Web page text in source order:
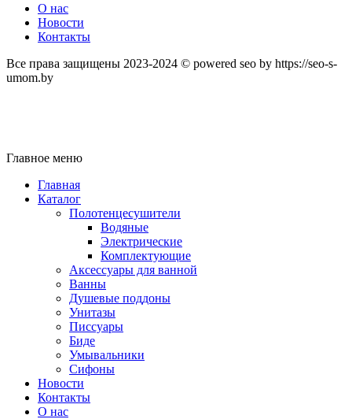
О нас
Новости
Контакты
Все права защищены 2023-2024 © powered seo by https://seo-s-
umom.by
Главное меню
Главная
Каталог
Полотенцесушители
Водяные
Электрические
Комплектующие
Аксессуары для ванной
Ванны
Душевые поддоны
Унитазы
Писсуары
Биде
Умывальники
Сифоны
Новости
Контакты
О нас